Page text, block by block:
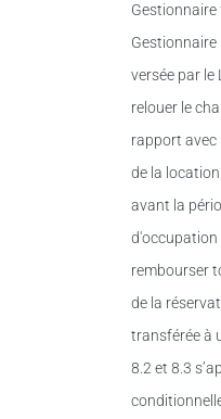
Gestionnaire
Gestionnaire
versée par le
relouer le
rapport avec
de la
avant la
d'occupation
rembourser
de la
transférée à
8.2 et 8.3